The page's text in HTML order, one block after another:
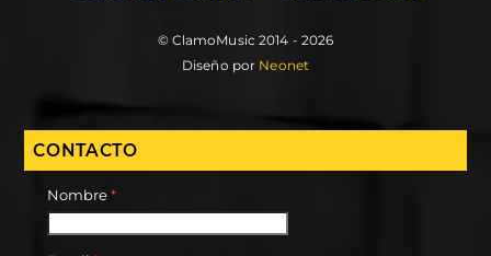
© ClamoMusic 2014 - 2026
Diseño por Neonet
CONTACTO
Nombre*